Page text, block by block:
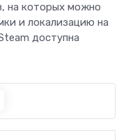
на которых можно
и локализацию на
доступна